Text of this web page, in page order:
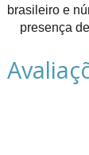
brasileiro e
presença